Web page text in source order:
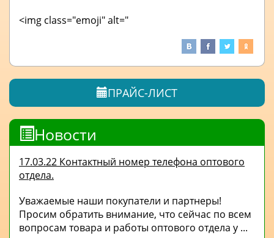
<img class="emoji" alt="
ПРАЙС-ЛИСТ
Новости
17.03.22 Контактный номер телефона оптового
отдела.
Уважаемые наши покупатели и партнеры!
Просим обратить внимание, что сейчас по всем
вопросам товара и работы оптового отдела у ...